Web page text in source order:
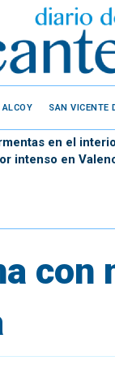
ALCOY SAN VICENTE
en el
intenso en
con